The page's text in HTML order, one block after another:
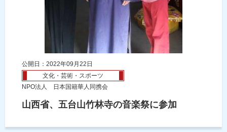
公開日：2022年09月22日
文化・芸術・スポーツ
NPO法人 日本国籍華人同携会
山西省、五台山竹林寺の音楽祭に参加